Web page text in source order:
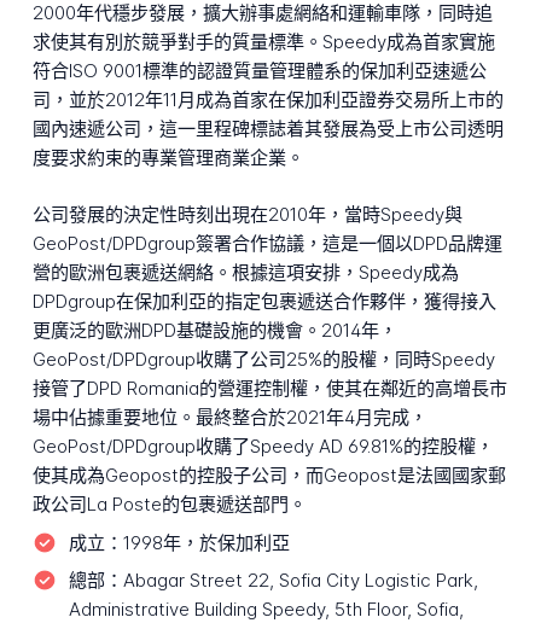
2000年代穩步發展，擴大辦事處網絡和運輸車隊，同時追
求使其有別於競爭對手的質量標準。Speedy成為首家實施
符合ISO 9001標準的認證質量管理體系的保加利亞速遞公
司，並於2012年11月成為首家在保加利亞證券交易所上市的
國內速遞公司，這一里程碑標誌着其發展為受上市公司透明
度要求約束的專業管理商業企業。
公司發展的決定性時刻出現在2010年，當時Speedy與
GeoPost/DPDgroup簽署合作協議，這是一個以DPD品牌運
營的歐洲包裹遞送網絡。根據這項安排，Speedy成為
DPDgroup在保加利亞的指定包裹遞送合作夥伴，獲得接入
更廣泛的歐洲DPD基礎設施的機會。2014年，
GeoPost/DPDgroup收購了公司25%的股權，同時Speedy
接管了DPD Romania的營運控制權，使其在鄰近的高增長市
場中佔據重要地位。最終整合於2021年4月完成，
GeoPost/DPDgroup收購了Speedy AD 69.81%的控股權，
使其成為Geopost的控股子公司，而Geopost是法國國家郵
政公司La Poste的包裹遞送部門。
成立： 1998年，於保加利亞
總部： Abagar Street 22, Sofia City Logistic Park,
Administrative Building Speedy, 5th Floor, Sofia,